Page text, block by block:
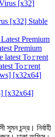
[x32] Stable
Premium
To𝚛rent
[x32x64]
চন্দ্র। নির্বাহী